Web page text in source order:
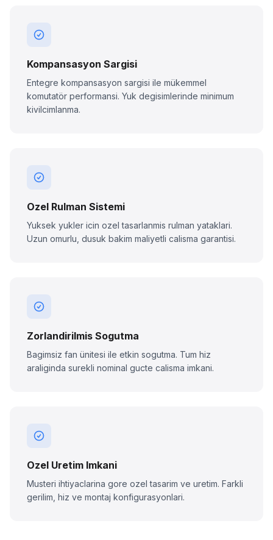
Kompansasyon Sargisi
Entegre kompansasyon sargisi ile mükemmel
komutatör performansi. Yuk degisimlerinde minimum
kivilcimlanma.
Ozel Rulman Sistemi
Yuksek yukler icin ozel tasarlanmis rulman yataklari.
Uzun omurlu, dusuk bakim maliyetli calisma garantisi.
Zorlandirilmis Sogutma
Bagimsiz fan ünitesi ile etkin sogutma. Tum hiz
araliginda surekli nominal gucte calisma imkani.
Ozel Uretim Imkani
Musteri ihtiyaclarina gore ozel tasarim ve uretim. Farkli
gerilim, hiz ve montaj konfigurasyonlari.